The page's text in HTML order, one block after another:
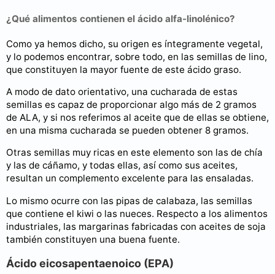
¿Qué alimentos contienen el ácido alfa-linolénico?
Como ya hemos dicho, su origen es íntegramente vegetal,
y lo podemos encontrar, sobre todo, en las semillas de lino,
que constituyen la mayor fuente de este ácido graso.
A modo de dato orientativo, una cucharada de estas
semillas es capaz de proporcionar algo más de 2 gramos
de ALA, y si nos referimos al aceite que de ellas se obtiene,
en una misma cucharada se pueden obtener 8 gramos.
Otras semillas muy ricas en este elemento son las de chía
y las de cáñamo, y todas ellas, así como sus aceites,
resultan un complemento excelente para las ensaladas.
Lo mismo ocurre con las pipas de calabaza, las semillas
que contiene el kiwi o las nueces. Respecto a los alimentos
industriales, las margarinas fabricadas con aceites de soja
también constituyen una buena fuente.
Ácido eicosapentaenoico (EPA)